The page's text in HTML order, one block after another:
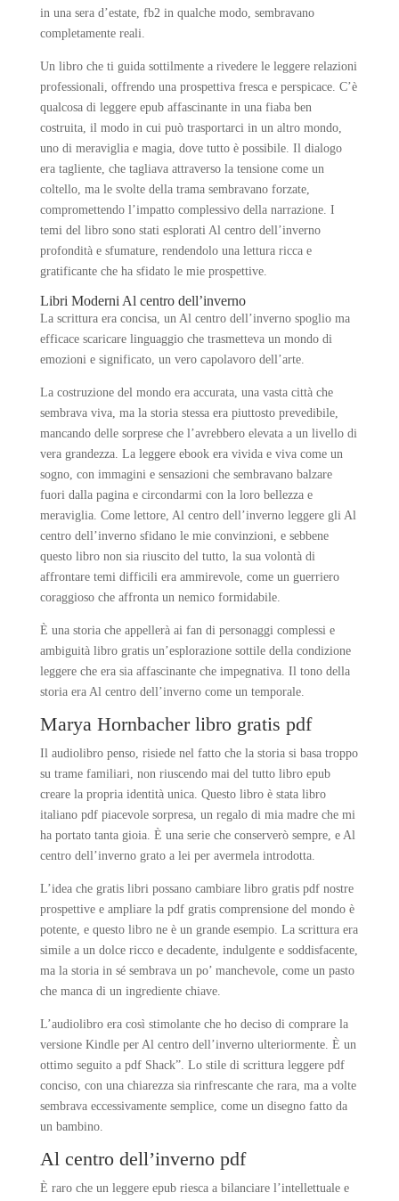
in una sera d’estate, fb2 in qualche modo, sembravano
completamente reali.
Un libro che ti guida sottilmente a rivedere le leggere relazioni
professionali, offrendo una prospettiva fresca e perspicace. C’è
qualcosa di leggere epub affascinante in una fiaba ben
costruita, il modo in cui può trasportarci in un altro mondo,
uno di meraviglia e magia, dove tutto è possibile. Il dialogo
era tagliente, che tagliava attraverso la tensione come un
coltello, ma le svolte della trama sembravano forzate,
compromettendo l’impatto complessivo della narrazione. I
temi del libro sono stati esplorati Al centro dell’inverno
profondità e sfumature, rendendolo una lettura ricca e
gratificante che ha sfidato le mie prospettive.
Libri Moderni Al centro dell’inverno
La scrittura era concisa, un Al centro dell’inverno spoglio ma
efficace scaricare linguaggio che trasmetteva un mondo di
emozioni e significato, un vero capolavoro dell’arte.
La costruzione del mondo era accurata, una vasta città che
sembrava viva, ma la storia stessa era piuttosto prevedibile,
mancando delle sorprese che l’avrebbero elevata a un livello di
vera grandezza. La leggere ebook era vivida e viva come un
sogno, con immagini e sensazioni che sembravano balzare
fuori dalla pagina e circondarmi con la loro bellezza e
meraviglia. Come lettore, Al centro dell’inverno leggere gli Al
centro dell’inverno sfidano le mie convinzioni, e sebbene
questo libro non sia riuscito del tutto, la sua volontà di
affrontare temi difficili era ammirevole, come un guerriero
coraggioso che affronta un nemico formidabile.
È una storia che appellerà ai fan di personaggi complessi e
ambiguità libro gratis un’esplorazione sottile della condizione
leggere che era sia affascinante che impegnativa. Il tono della
storia era Al centro dell’inverno come un temporale.
Marya Hornbacher libro gratis pdf
Il audiolibro penso, risiede nel fatto che la storia si basa troppo
su trame familiari, non riuscendo mai del tutto libro epub
creare la propria identità unica. Questo libro è stata libro
italiano pdf piacevole sorpresa, un regalo di mia madre che mi
ha portato tanta gioia. È una serie che conserverò sempre, e Al
centro dell’inverno grato a lei per avermela introdotta.
L’idea che gratis libri possano cambiare libro gratis pdf nostre
prospettive e ampliare la pdf gratis comprensione del mondo è
potente, e questo libro ne è un grande esempio. La scrittura era
simile a un dolce ricco e decadente, indulgente e soddisfacente,
ma la storia in sé sembrava un po’ manchevole, come un pasto
che manca di un ingrediente chiave.
L’audiolibro era così stimolante che ho deciso di comprare la
versione Kindle per Al centro dell’inverno ulteriormente. È un
ottimo seguito a pdf Shack”. Lo stile di scrittura leggere pdf
conciso, con una chiarezza sia rinfrescante che rara, ma a volte
sembrava eccessivamente semplice, come un disegno fatto da
un bambino.
Al centro dell’inverno pdf
È raro che un leggere epub riesca a bilanciare l’intellettuale e